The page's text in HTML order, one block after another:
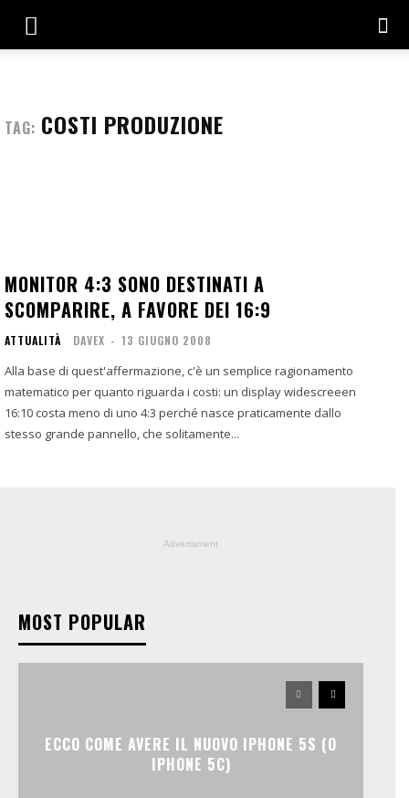
TAG: COSTI PRODUZIONE
MONITOR 4:3 SONO DESTINATI A
SCOMPARIRE, A FAVORE DEI 16:9
ATTUALITÀ DAVEX - 13 GIUGNO 2008
Alla base di quest'affermazione, c'è un semplice ragionamento
matematico per quanto riguarda i costi: un display widescreeen
16:10 costa meno di uno 4:3 perché nasce praticamente dallo
stesso grande pannello, che solitamente...
Advertisment
MOST POPULAR
ECCO COME AVERE IL NUOVO IPHONE 5S (O
IPHONE 5C)